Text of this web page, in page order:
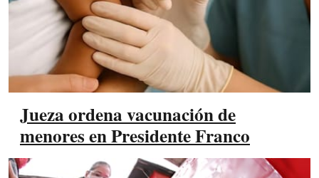
Jueza ordena vacunación de
menores en Presidente Franco